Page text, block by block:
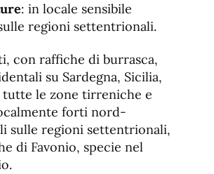
: in locale sensibile
regioni settentrionali.
con raffiche di burrasca,
su Sardegna, Sicilia,
tutte le zone tirreniche e
forti nord-
sulle regioni settentrionali,
di Favonio, specie nel